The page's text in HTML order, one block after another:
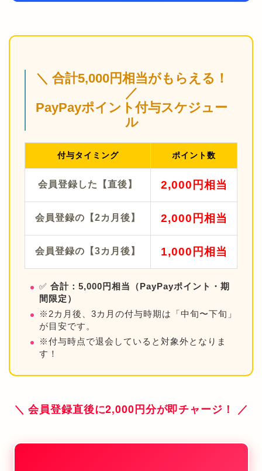
＼ 合計5,000円相当がもらえる！
／
PayPayポイント付与スケジュー
ル
付与タイミング ポイント数
会員登録した【直後】 2,000円相当
会員登録の【2カ月後】 2,000円相当
会員登録の【3カ月後】 1,000円相当
✅ 合計：5,000円相当（PayPayポイント・期
間限定）
※2カ月後、3カ月の付与時期は「中旬〜下旬」
が目安です。
※付与時点で退会していると対象外となりま
す！
＼ 会員登録直後に2,000円分が即チャージ！ ／